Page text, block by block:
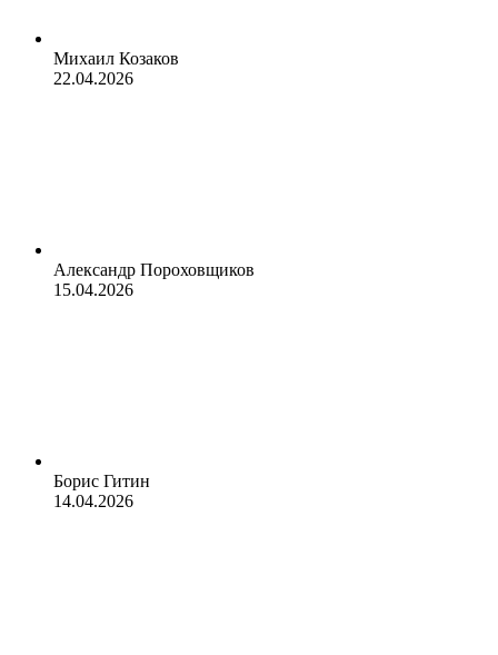
Михаил Козаков
22.04.2026
Александр Пороховщиков
15.04.2026
Борис Гитин
14.04.2026